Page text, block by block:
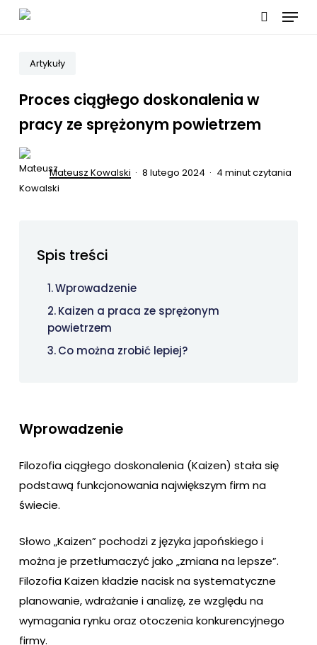
Skip
content
Menu
Artykuły
Proces ciągłego doskonalenia w
pracy ze sprężonym powietrzem
Mateusz Kowalski 8 lutego 2024 4 minut czytania
Spis treści
Wprowadzenie
Kaizen a praca ze sprężonym
powietrzem
Co można zrobić lepiej?
Wprowadzenie
Filozofia ciągłego doskonalenia (Kaizen) stała się
podstawą funkcjonowania największym firm na
świecie.
Słowo „Kaizen” pochodzi z języka japońskiego i
można je przetłumaczyć jako „zmiana na lepsze”.
Filozofia Kaizen kładzie nacisk na systematyczne
planowanie, wdrażanie i analizę, ze względu na
wymagania rynku oraz otoczenia konkurencyjnego
firmy.